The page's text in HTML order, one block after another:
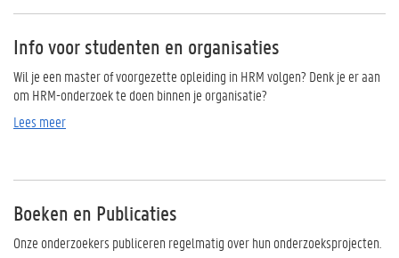
Info voor studenten en organisaties
Wil je een master of voorgezette opleiding in HRM volgen? Denk je er aan
om HRM-onderzoek te doen binnen je organisatie?
Lees meer
Boeken en Publicaties
Onze onderzoekers publiceren regelmatig over hun onderzoeksprojecten.